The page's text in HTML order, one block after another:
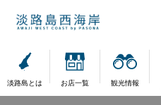
淡路島とは お店一覧 観光情報